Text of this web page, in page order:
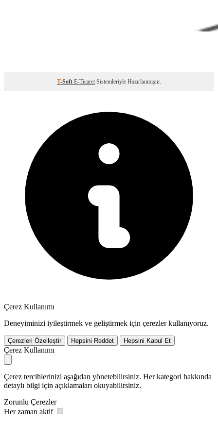
T-Soft E-Ticaret Sistemleriyle Hazırlanmıştır.
Çerez Kullanımı
Deneyiminizi iyileştirmek ve geliştirmek için çerezler kullanıyoruz.
Çerezleri Özelleştir Hepsini Reddet Hepsini Kabul Et
Çerez Kullanımı
Çerez tercihlerinizi aşağıdan yönetebilirsiniz. Her kategori hakkında
detaylı bilgi için açıklamaları okuyabilirsiniz.
Zorunlu Çerezler
Her zaman aktif